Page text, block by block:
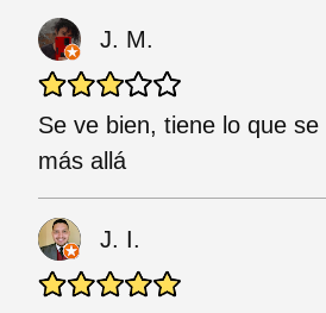
J. M.
Se ve bien, tiene lo que
más allá
J. I.